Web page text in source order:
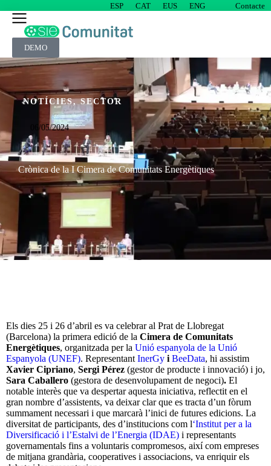
ESP CAT EUS ENG Contacte
DEMO
NOTÍCIES,SECTOR
06/05/2024
Crònica de la I Cimera de Comunitats Energètiques
Els dies 25 i 26 d’abril es va celebrar al Prat de Llobregat
(Barcelona) la primera edició de la Cimera de Comunitats
Energètiques, organitzada per la Unió espanyola de la Unió
Espanyola (UNEF). Representant InerGy i BeeData, hi assistim
Xavier Cipriano, Sergi Pérez (gestor de producte i innovació) i jo,
Sara Caballero (gestora de desenvolupament de negoci). El
notable interès que va despertar aquesta iniciativa, reflectit en el
gran nombre d’assistents, va deixar clar que es tracta d’un fòrum
summament necessari i que marcarà l’inici de futures edicions. La
diversitat de participants, des d’institucions com l‘Institut per a la
Diversificació i l’Estalvi de l’Energia (IDAE) i representants
governamentals fins a voluntaris compromesos, així com empreses
de mitjana grandària, cooperatives i associacions, va enriquir els